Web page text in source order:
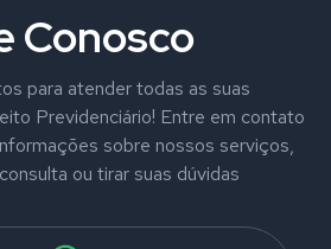
Conosco
para atender todas as suas
Previdenciário! Entre em contato
sobre nossos serviços,
ou tirar suas dúvidas